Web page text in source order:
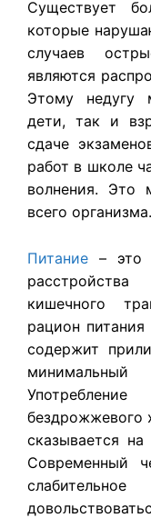
Существует
которые
случаев
являются
Этому недугу
дети, так и
сдаче
работ в школе
волнения. Это
всего организма.
Питание – это
кишечного
рацион
содержит
бездрожжевого
сказывается
Современный